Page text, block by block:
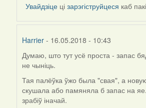
Увайдзіце цізарэгіструйцеся каб
Harrier - 16.05.2018 - 10:43
In
reply
to
by
вас
Думаю, што тут усё проста - запас
не чыніць.
Тая палёўка ўжо была "свая", а
скушала або памяняла б запас на
зрабіў іначай.